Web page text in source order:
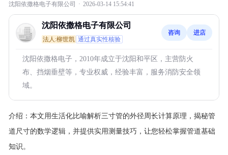
沈阳依撒格电子有限公司 · 2026-03-14 15:54:41
沈阳依撒格电子有限公司
法人:柳世凯 通过真实性核验
咨询 进店
沈阳依撒格电子，2010年成立于沈阳和平区，主营防火
布、挡烟垂壁等，专业权威，经验丰富，服务消防安全领
域。
介绍： 本文用生活化比喻解析三寸管的外径周长计算原理，揭秘管
道尺寸的数学逻辑，并提供实用测量技巧，让您轻松掌握管道基础
知识。